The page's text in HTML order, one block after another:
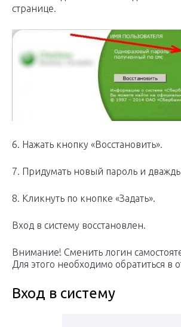
странице.
6. Нажать кнопку «Восстановить».
7. Придумать новый пароль и дважды
8. Кликнуть по кнопке «Задать».
Вход в систему восстановлен.
Внимание! Сменить логин
Для этого необходимо обратиться в
Вход в систему